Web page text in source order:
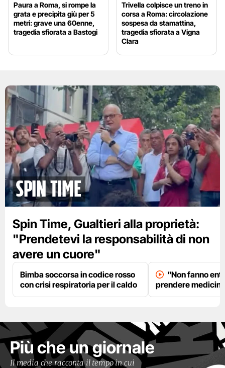
Paura a Roma, si rompe la
grata e precipita giù per 5
metri: grave una 60enne,
tragedia sfiorata a Bastogi
Trivella colpisce un treno in
corsa a Roma: circolazione
sospesa da stamattina,
tragedia sfiorata a Vigna
Clara
spin time
Spin Time, Gualtieri alla proprietà:
"Prendetevi la responsabilità di non
avere un cuore"
Bimba soccorsa in codice rosso
con crisi respiratoria per il caldo
"Non fanno
prendere
Più che un giornale
Il media che racconta il tempo in cui